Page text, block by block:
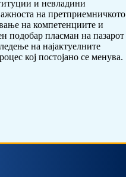
и невладини
на претприемничкото
на компетенциите и
подобар пласман на пазарот
на најактуелните
кој постојано се менува.